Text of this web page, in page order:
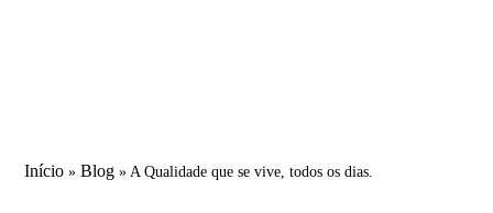
Início »Blog »A Qualidade que se vive, todos os dias.